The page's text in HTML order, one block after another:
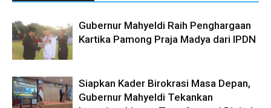
Gubernur Mahyeldi Raih Penghargaan
Kartika Pamong Praja Madya dari IPDN
Siapkan Kader Birokrasi Masa Depan,
Gubernur Mahyeldi Tekankan